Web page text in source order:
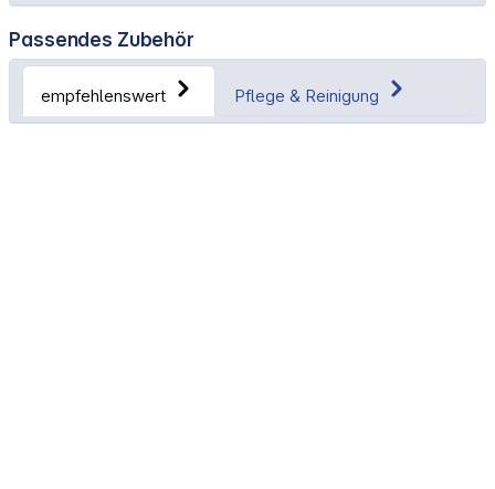
Passendes Zubehör
empfehlenswert Pflege & Reinigung